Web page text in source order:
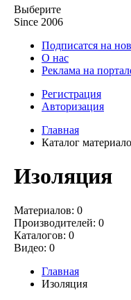
Выберите
Since 2006
Подписатся на
О нас
Реклама на
Регистрация
Авторизация
Главная
Каталог
Изоляция
Материалов: 0
Производителей: 0
Каталогов: 0
Видео: 0
Главная
Изоляция